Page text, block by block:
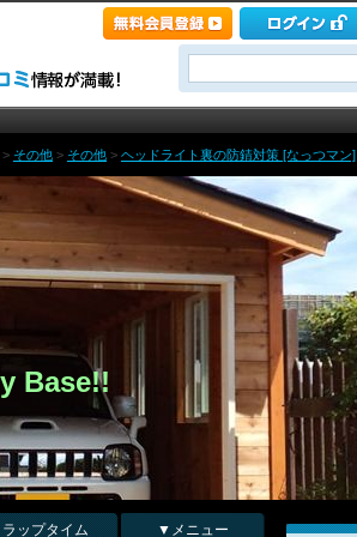
> その他 > その他 > ヘッドライト裏の防錆対策 [なっつマン]
Base!!
ラップタイム ▼メニュー